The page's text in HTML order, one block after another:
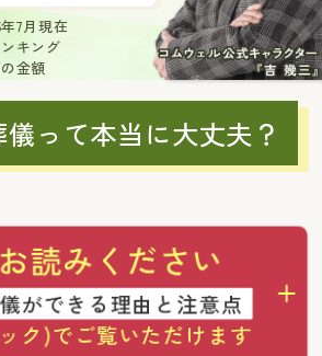
7月現在
キング
金額
って本当に大丈夫？
読みください
ができる理由と注意点
ク)でご覧いただけます